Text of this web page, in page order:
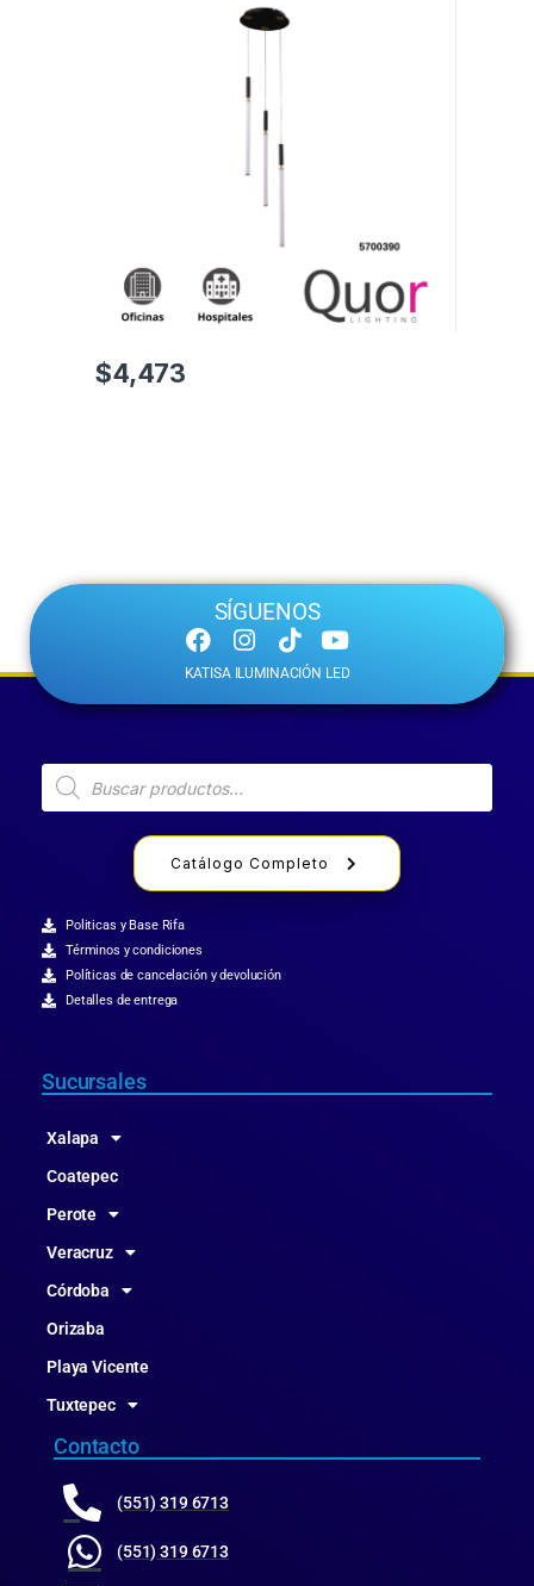
$4,473
SÍGUENOS
KATISA ILUMINACIÓN LED
Catálogo Completo
Politicas y Base Rifa
Términos y condiciones
Políticas de cancelación y devolución
Detalles de entrega
Sucursales
Xalapa
Coatepec
Perote
Veracruz
Córdoba
Orizaba
Playa Vicente
Tuxtepec
Contacto
(551) 319 6713
(551) 319 6713